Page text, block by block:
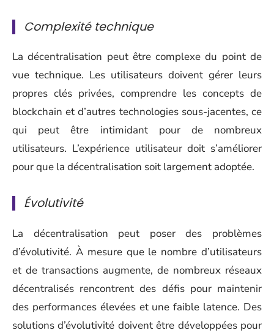
Complexité technique
La décentralisation peut être complexe du point de
vue technique. Les utilisateurs doivent gérer leurs
propres clés privées, comprendre les concepts de
blockchain et d’autres technologies sous-jacentes, ce
qui peut être intimidant pour de nombreux
utilisateurs. L’expérience utilisateur doit s’améliorer
pour que la décentralisation soit largement adoptée.
Évolutivité
La décentralisation peut poser des problèmes
d’évolutivité. À mesure que le nombre d’utilisateurs
et de transactions augmente, de nombreux réseaux
décentralisés rencontrent des défis pour maintenir
des performances élevées et une faible latence. Des
solutions d’évolutivité doivent être développées pour